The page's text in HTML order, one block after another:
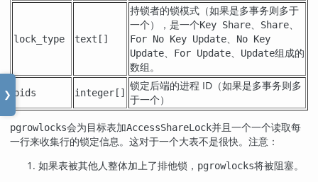
❯
lock_type text[]
持锁者的锁模式（如果是多事务则多于
一个），是一个Key Share、 Share、
For No Key Update、
No Key
Update、 For Update、 Update组成的
数组。
pids integer[]
锁定后端的进程 ID（如果是多事务则多
于一个）
pgrowlocks会为目标表加AccessShareLock并且一个一个读取每
一行来收集行的锁定信息。这对于一个大表不是很快。注意：
如果表被其他人整体加上了排他锁， pgrowlocks将被阻塞。